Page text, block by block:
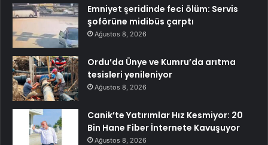
Emniyet şeridinde feci ölüm: Servis
şoförüne midibüs çarptı
Ağustos 8, 2026
Ordu’da Ünye ve Kumru’da arıtma
tesisleri yenileniyor
Ağustos 8, 2026
Canik’te Yatırımlar Hız Kesmiyor: 20
Bin Hane Fiber İnternete Kavuşuyor
Ağustos 8, 2026